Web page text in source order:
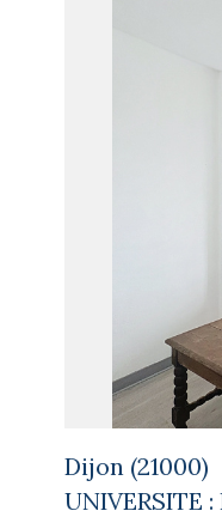
Dijon (21000)
UNIVERSITE